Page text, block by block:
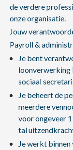
de verdere
onze organisatie.
Jouw
Payroll &
Je bent
loonverwerking
sociaal
Je beheert de
meerdere
voor ongeveer
tal
Je werkt